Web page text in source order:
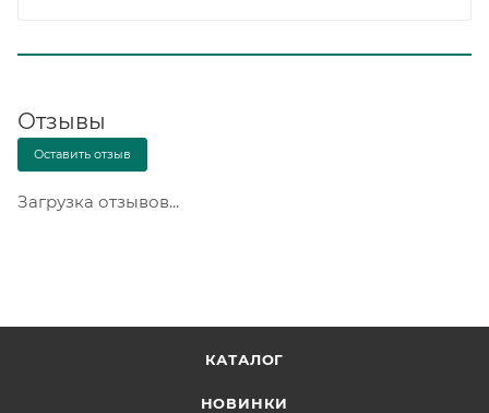
Отзывы
Оставить отзыв
Загрузка отзывов...
КАТАЛОГ
НОВИНКИ